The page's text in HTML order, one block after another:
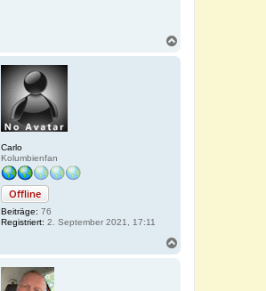
Carlo
Kolumbienfan
Offline
Beiträge: 76
Registriert: 2. September 2021, 17:11